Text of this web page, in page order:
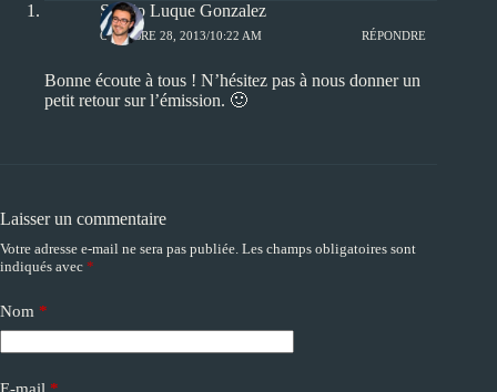
Sergio Luque Gonzalez
OCTOBRE 28, 2013/10:22 AM RÉPONDRE
Bonne écoute à tous ! N’hésitez pas à nous donner un
petit retour sur l’émission. 🙂
Laisser un commentaire
Votre adresse e-mail ne sera pas publiée. Les champs obligatoires sont
indiqués avec *
Nom *
E-mail *
A
l
e
r
n